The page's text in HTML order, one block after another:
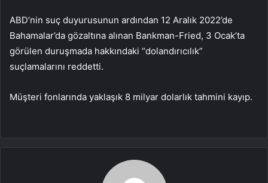
ABD’nin suç duyurusunun ardından 12 Aralık 2022’de
Bahamalar’da gözaltına alınan Bankman-Fried, 3 Ocak’ta
görülen duruşmada hakkındaki “dolandırıcılık”
suçlamalarını reddetti.
Müşteri fonlarında yaklaşık 8 milyar dolarlık tahmini kayıp.